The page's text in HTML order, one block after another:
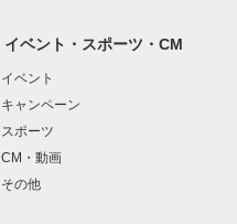
イベント・スポーツ・CM
イベント
キャンペーン
スポーツ
CM・動画
その他